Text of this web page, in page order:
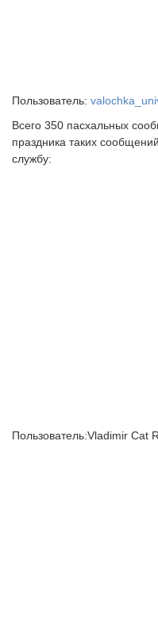
Пользователь:
Всего 350 пасхальных
праздника таких
службу:
Пользователь:Vladimir Cat